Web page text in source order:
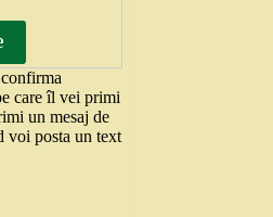
care îl vei primi
un mesaj de
voi posta un text